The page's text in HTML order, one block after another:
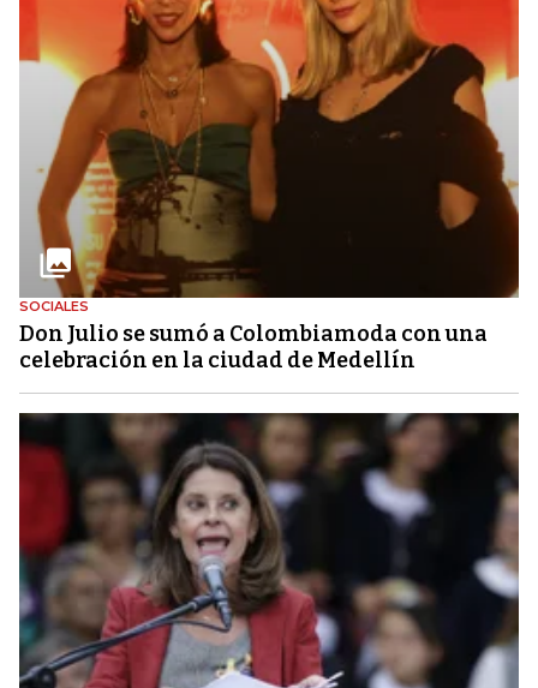
SOCIALES
Don Julio se sumó a Colombiamoda con una
celebración en la ciudad de Medellín